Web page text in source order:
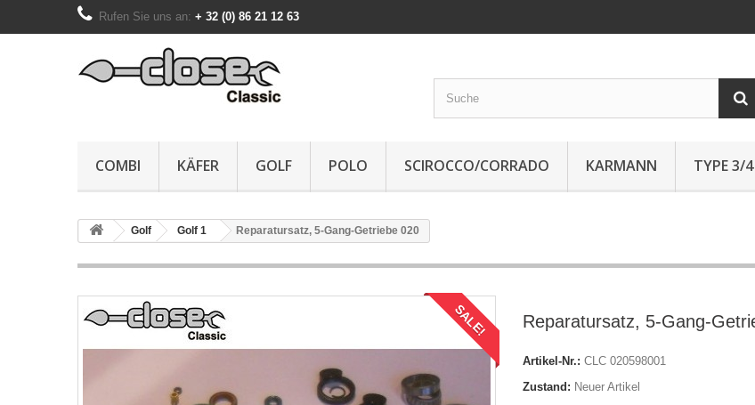
Rufen Sie uns an: + 32 (0) 86 21 12 63
COMBI KÄFER GOLF POLO SCIROCCO/CORRADO KARMANN TYPE 3/4
Golf Golf 1 Reparatursatz, 5-Gang-Getriebe 020
SALE! Reparatursatz, 5-Gang-
Artikel-Nr.: CLC 020598001
Zustand: Neuer Artikel